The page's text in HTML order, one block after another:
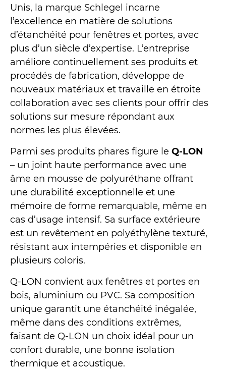
Unis, la marque Schlegel incarne
l’excellence en matière de solutions
d’étanchéité pour fenêtres et portes, avec
plus d’un siècle d’expertise. L’entreprise
améliore continuellement ses produits et
procédés de fabrication, développe de
nouveaux matériaux et travaille en étroite
collaboration avec ses clients pour offrir des
solutions sur mesure répondant aux
normes les plus élevées.
Parmi ses produits phares figure le Q-LON
– un joint haute performance avec une
âme en mousse de polyuréthane offrant
une durabilité exceptionnelle et une
mémoire de forme remarquable, même en
cas d’usage intensif. Sa surface extérieure
est un revêtement en polyéthylène texturé,
résistant aux intempéries et disponible en
plusieurs coloris.
Q-LON convient aux fenêtres et portes en
bois, aluminium ou PVC. Sa composition
unique garantit une étanchéité inégalée,
même dans des conditions extrêmes,
faisant de Q-LON un choix idéal pour un
confort durable, une bonne isolation
thermique et acoustique.